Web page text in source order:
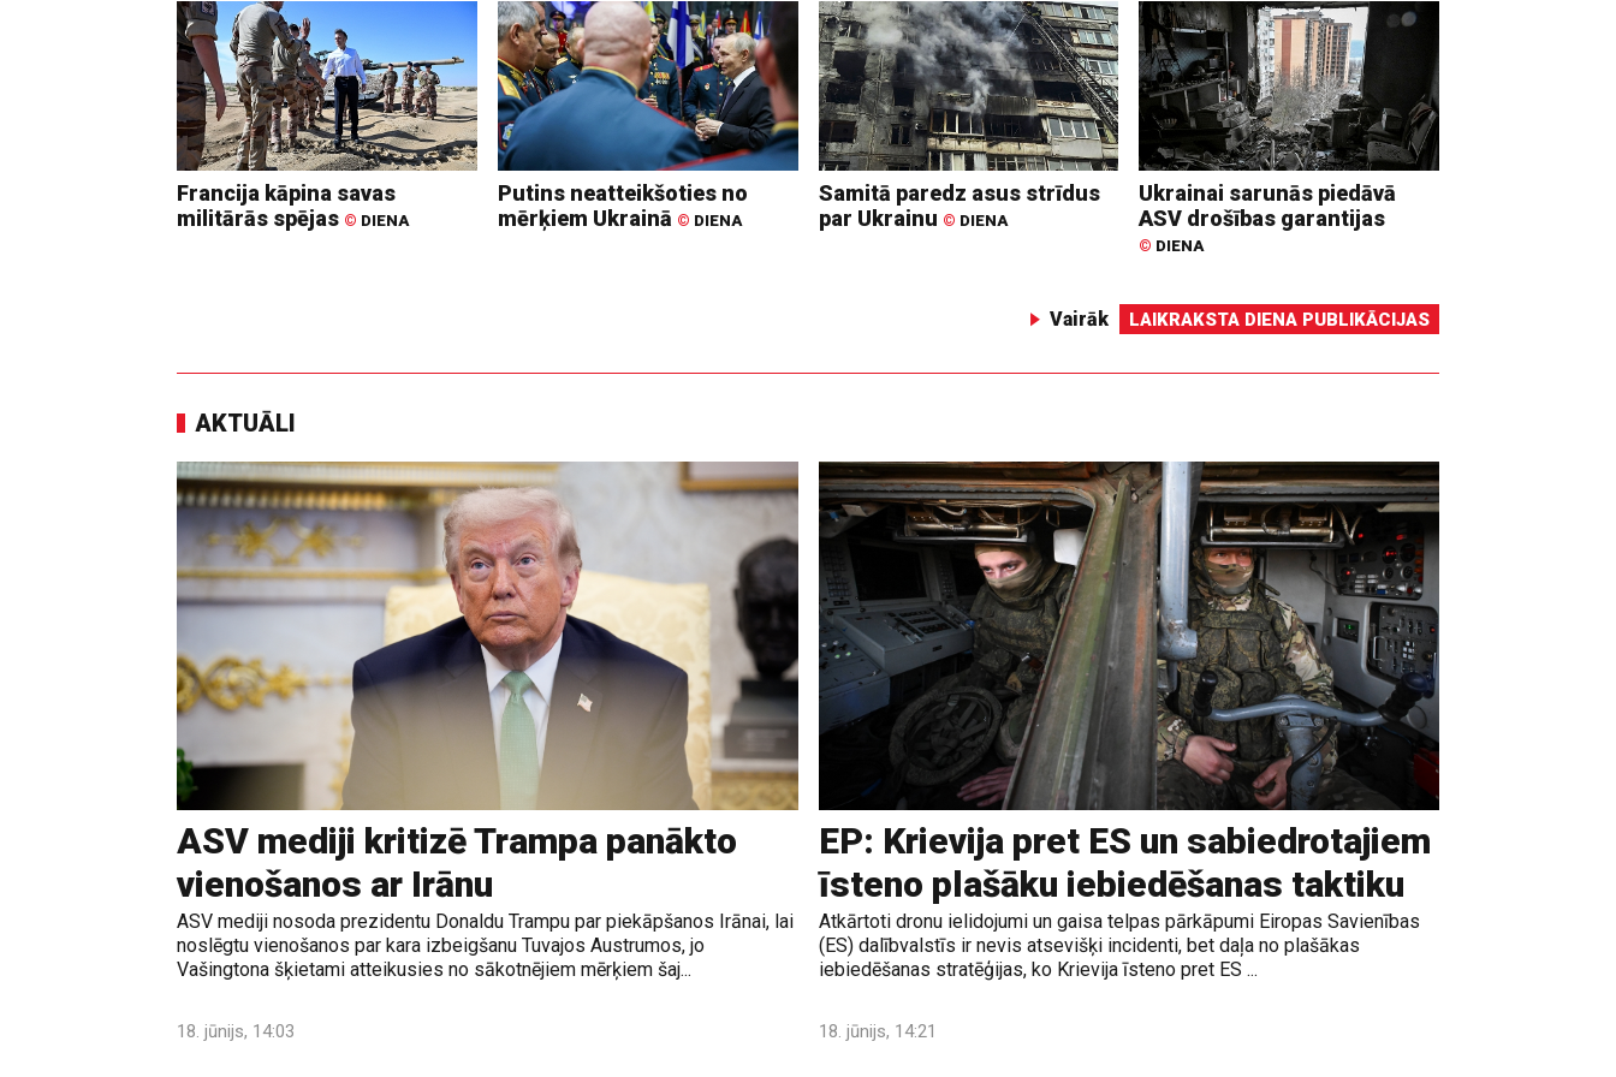
Francija kāpina savas
militārās spējas © DIENA
Putins neatteikšoties no
mērķiem Ukrainā © DIENA
Samitā paredz asus strīdus
par Ukrainu © DIENA
Ukrainai sarunās piedāvā
ASV drošības garantijas
© DIENA
Vairāk LAIKRAKSTA DIENA PUBLIKĀCIJAS
AKTUĀLI
ASV mediji kritizē Trampa panākto
vienošanos ar Irānu
ASV mediji nosoda prezidentu Donaldu Trampu par piekāpšanos Irānai, lai
noslēgtu vienošanos par kara izbeigšanu Tuvajos Austrumos, jo
Vašingtona šķietami atteikusies no sākotnējiem mērķiem šaj...
18. jūnijs, 14:03
EP: Krievija pret ES un sabiedrotajiem
īsteno plašāku iebiedēšanas taktiku
Atkārtoti dronu ielidojumi un gaisa telpas pārkāpumi Eiropas Savienības
(ES) dalībvalstīs ir nevis atsevišķi incidenti, bet daļa no plašākas
iebiedēšanas stratēģijas, ko Krievija īsteno pret ES ...
18. jūnijs, 14:21